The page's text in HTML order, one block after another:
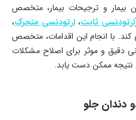
بیمار و ترجیحات بیمار، متخصص
ارتودنسی ثابت،ارتودنسی متحرک،
با انجام این اقدامات، متخصص
دقیق و موثر برای اصلاح مشکلات
نتیجه ممکن دست یابد.
دندان جلو